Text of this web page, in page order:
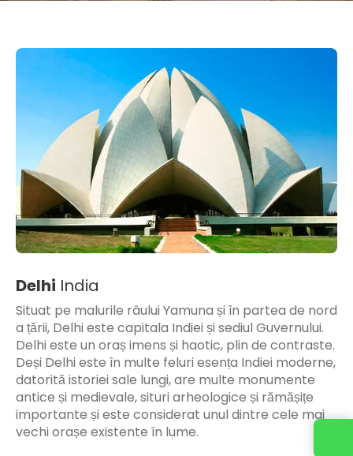
Delhi India
Situat pe malurile râului Yamuna și în partea de nord
a țării, Delhi este capitala Indiei și sediul Guvernului.
Delhi este un oraș imens și haotic, plin de contraste.
Deși Delhi este în multe feluri esența Indiei moderne,
datorită istoriei sale lungi, are multe monumente
antice și medievale, situri arheologice și rămășițe
importante și este considerat unul dintre cele mai
vechi orașe existente în lume.